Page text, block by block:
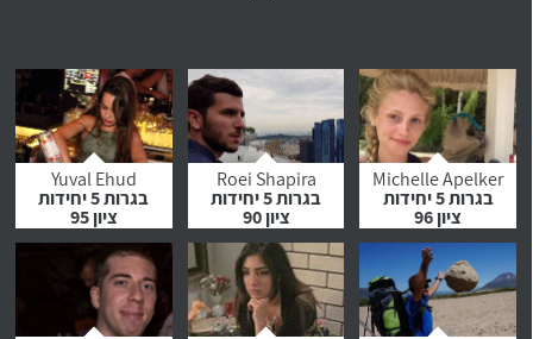
Michelle Apelker
בגרות 5 יחידות
ציון 96
לחץ לצפייה
בהמלצה
Roei Shapira
בגרות 5 יחידות
ציון 90
לחץ לצפייה
בהמלצה
Yuval Ehud
בגרות 5 יחידות
ציון 95
לחץ לצפייה
בהמלצה